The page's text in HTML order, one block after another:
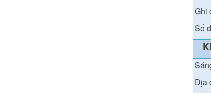
Ghi
Số
Địa